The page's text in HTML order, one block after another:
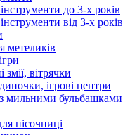
до 3-х років
від 3-х років
метеликів
змії, вітрячки
ігрові центри
мильними бульбашками
пісочниці